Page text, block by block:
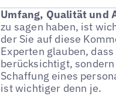
Umfang, Qualität und
zu sagen haben, ist
der Sie auf diese
Experten glauben,
berücksichtigt,
Schaffung eines
ist wichtiger denn je.